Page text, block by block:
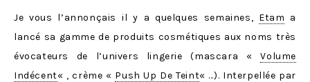
Je vous l’annonçais il y a quelques semaines, Etam a
lancé sa gamme de produits cosmétiques aux noms très
évocateurs de l’univers lingerie (mascara «Volume
Indécent« , crème « Push Up De Teint« …). Interpellée par